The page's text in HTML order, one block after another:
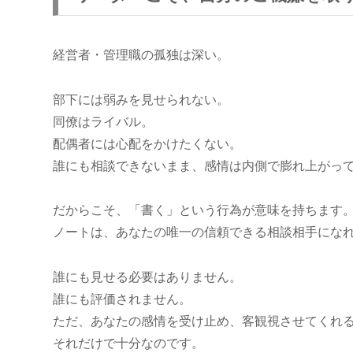
経営者・管理職の孤独は深い。
部下には弱みを見せられない。
同僚はライバル。
配偶者には心配をかけたくない。
誰にも相談できないまま、感情は内側で膨れ上がって
だからこそ、「書く」という行為が意味を持ちます。
ノートは、あなたの唯一の信頼できる相談相手にな
誰にも見せる必要はありません。
誰にも評価されません。
ただ、あなたの感情を受け止め、客観視させてくれる
それだけで十分なのです。